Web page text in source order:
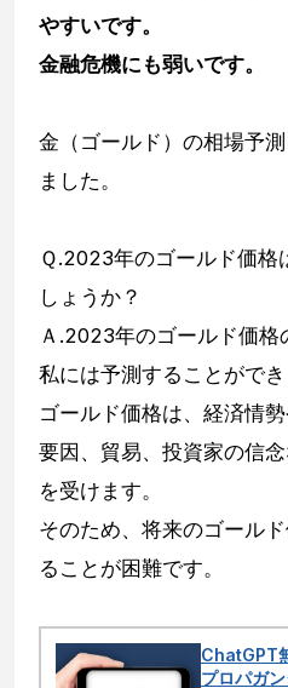
やすいです。
金融危機にも弱いです。
金（ゴールド）の相場予
ました。
Ｑ.2023年のゴールド価格
しょうか？
Ａ.2023年のゴールド価格
私には予測することができ
ゴールド価格は、経済情
要因、貿易、投資家の信
を受けます。
そのため、将来のゴール
ることが困難です。
ChatGPT
プロパガ